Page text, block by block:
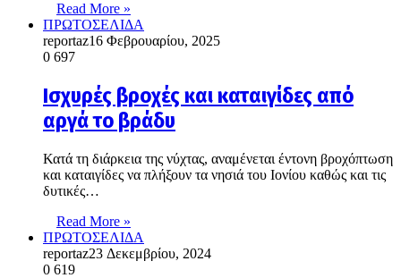
Read More »
ΠΡΩΤΟΣΕΛΙΔΑ
reportaz16 Φεβρουαρίου, 2025
0 697
Ισχυρές βροχές και καταιγίδες από
αργά το βράδυ
Κατά τη διάρκεια της νύχτας, αναμένεται έντονη βροχόπτωση
και καταιγίδες να πλήξουν τα νησιά του Ιονίου καθώς και τις
δυτικές…
Read More »
ΠΡΩΤΟΣΕΛΙΔΑ
reportaz23 Δεκεμβρίου, 2024
0 619